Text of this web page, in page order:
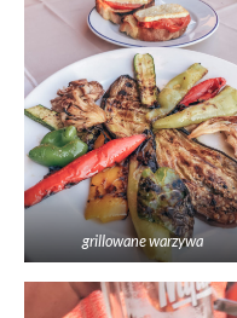
grillowane warzywa